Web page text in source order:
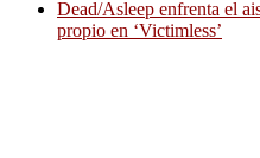
Dead/Asleep enfrenta el
propio en ‘Victimless’